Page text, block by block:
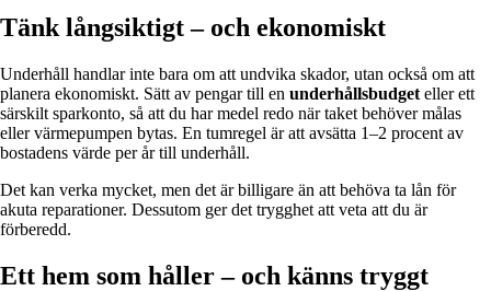
Tänk långsiktigt – och ekonomiskt
Underhåll handlar inte bara om att undvika skador, utan också om att
planera ekonomiskt. Sätt av pengar till en underhållsbudget eller ett
särskilt sparkonto, så att du har medel redo när taket behöver målas
eller värmepumpen bytas. En tumregel är att avsätta 1–2 procent av
bostadens värde per år till underhåll.
Det kan verka mycket, men det är billigare än att behöva ta lån för
akuta reparationer. Dessutom ger det trygghet att veta att du är
förberedd.
Ett hem som håller – och känns tryggt